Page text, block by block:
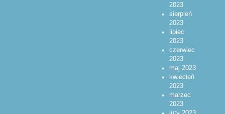
2023
sierpień
2023
lipiec
2023
czerwiec
2023
maj 2023
kwiecień
2023
marzec
2023